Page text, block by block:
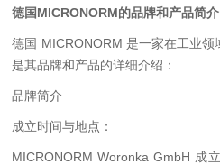
德国MICRONORM的品牌和产品简介
德国 MICRONORM 是一家在工业
是其品牌和产品的详细介绍：
品牌简介
成立时间与地点：
MICRONORM Woronka GmbH 成